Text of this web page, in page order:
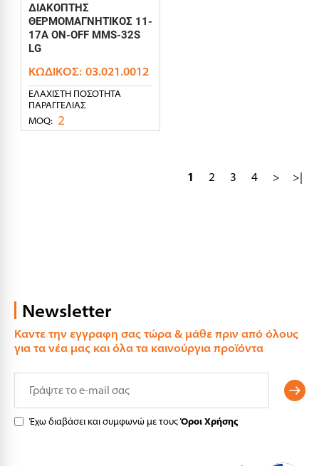
ΔΙΑΚΟΠΤΗΣ
ΘΕΡΜΟΜΑΓΝΗΤΙΚΟΣ 11-
17Α ON-OFF MMS-32S
LG
ΚΩΔΙΚΌΣ: 03.021.0012
ΕΛΆΧΙΣΤΗ ΠΟΣΌΤΗΤΑ
ΠΑΡΑΓΓΕΛΊΑΣ
MOQ: 2
1 2 3 4 > >|
Newsletter
Καντε την εγγραφη σας τώρα & μάθε πριν από όλους
για τα νέα μας και όλα τα καινούργια προϊόντα
Έχω διαβάσει και συμφωνώ με τουςΌροι Χρήσης